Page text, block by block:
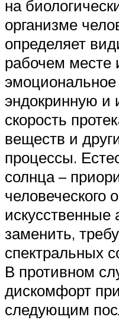
на
организме
определяет
рабочем месте
эмоциональное
эндокринную
скорость
веществ и
процессы.
солнца –
человеческого
искусственные
заменить,
спектральных
В противном
дискомфорт
следующим